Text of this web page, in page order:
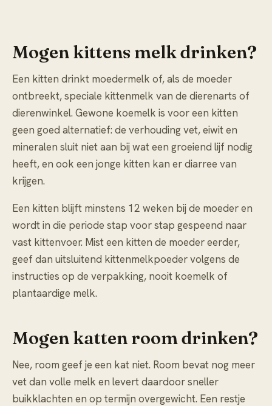
Mogen kittens melk drinken?
Een kitten drinkt moedermelk of, als de moeder
ontbreekt, speciale kittenmelk van de dierenarts of
dierenwinkel. Gewone koemelk is voor een kitten
geen goed alternatief: de verhouding vet, eiwit en
mineralen sluit niet aan bij wat een groeiend lijf nodig
heeft, en ook een jonge kitten kan er diarree van
krijgen.
Een kitten blijft minstens 12 weken bij de moeder en
wordt in die periode stap voor stap gespeend naar
vast kittenvoer. Mist een kitten de moeder eerder,
geef dan uitsluitend kittenmelkpoeder volgens de
instructies op de verpakking, nooit koemelk of
plantaardige melk.
Mogen katten room drinken?
Nee, room geef je een kat niet. Room bevat nog meer
vet dan volle melk en levert daardoor sneller
buikklachten en op termijn overgewicht. Een restje